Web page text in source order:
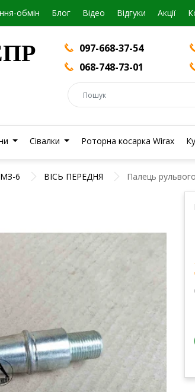
обмін Блог Вiдео Відгуки Акції
097-668-37-54
068-748-73-01
Сівалки Роторна косарка Wirax
6 ВІСЬ ПЕРЕДНЯ Палець